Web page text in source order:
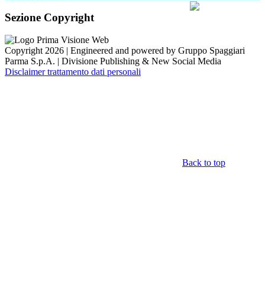
Sezione Copyright
Copyright 2026 | Engineered and powered by Gruppo Spaggiari
Parma S.p.A. | Divisione Publishing & New Social Media
Disclaimer trattamento dati personali
Back to top